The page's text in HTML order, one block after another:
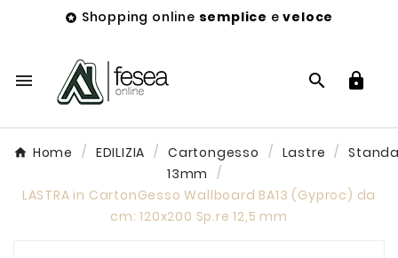
 Shopping online semplice eveloce
  
Home EDILIZIA Cartongesso Lastre
13mm
LASTRA in CartonGesso Wallboard BA13 (Gyproc) da
cm: 120x200 Sp.re 12,5 mm